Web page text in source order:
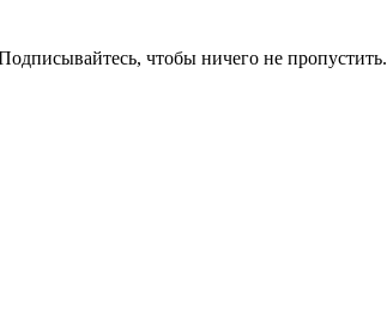
чтобы ничего не пропустить.